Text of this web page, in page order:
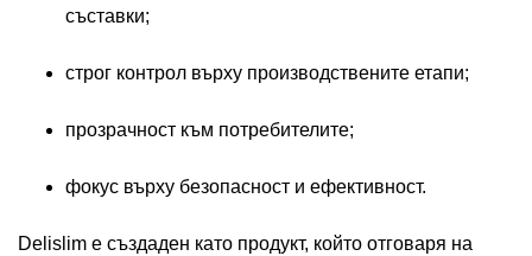
съставки;
строг контрол върху производствените етапи;
прозрачност към потребителите;
фокус върху безопасност и ефективност.
Delislim е създаден като продукт, който отговаря на